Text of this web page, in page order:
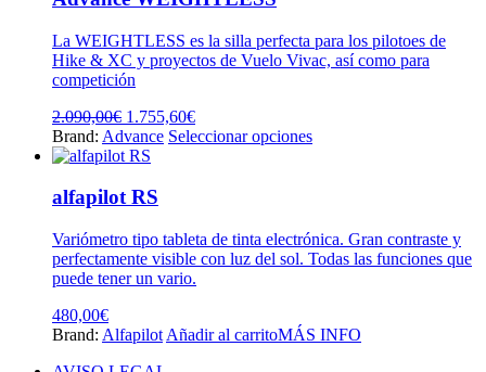
926,00€
opciones
se
pueden
La WEIGHTLESS es la silla perfecta para los pilotoes de
Hike & XC y proyectos de Vuelo Vivac, así como para
competición
2.090,00€ El
precio
original
2.090,00€.
1.755,60€El
precio
Brand: Advance Seleccionar opcionesEste
Las
opciones
se
en
alfapilot RS
Variómetro tipo tableta de tinta electrónica. Gran contraste y
perfectamente visible con luz del sol. Todas las funciones que
puede tener un vario.
480,00€
Brand: Alfapilot Añadir al carritoMÁS INFO